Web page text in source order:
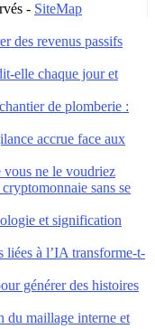
- SiteMap
des revenus passifs
elle chaque jour et
de plomberie :
accrue face aux
ne le voudriez
sans se
et signification
liées à l’IA transforme-t-
générer des histoires
du maillage interne et